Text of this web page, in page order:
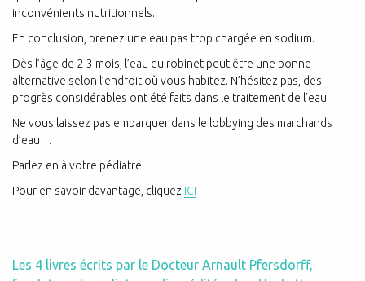
inconvénients nutritionnels.
En conclusion, prenez une eau pas trop chargée en sodium.
Dès l’âge de 2-3 mois, l’eau du robinet peut être une bonne
alternative selon l’endroit où vous habitez. N’hésitez pas, des
progrès considérables ont été faits dans le traitement de l’eau.
Ne vous laissez pas embarquer dans le lobbying des marchands
d’eau…
Parlez en à votre pédiatre.
Pour en savoir davantage, cliquez ICI
Les 4 livres écrits par le Docteur Arnault Pfersdorff,